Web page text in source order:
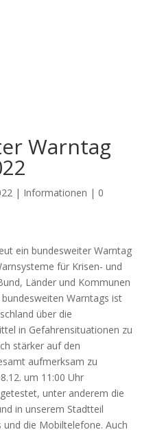
Warntag
| Informationen | 0
ein bundesweiter Warntag
für Krisen- und
Länder und Kommunen
Warntags ist
über die
in Gefahrensituationen zu
stärker auf den
aufmerksam zu
um 11:00 Uhr
unter anderem die
in unserem Stadtteil
und die Mobiltelefone. Auch